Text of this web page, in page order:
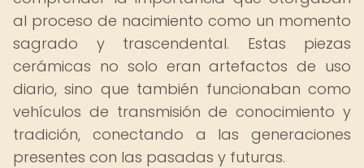
al proceso de nacimiento como un momento
sagrado y trascendental. Estas piezas
cerámicas no solo eran artefactos de uso
diario, sino que también funcionaban como
vehículos de transmisión de conocimiento y
tradición, conectando a las generaciones
presentes con las pasadas y futuras.